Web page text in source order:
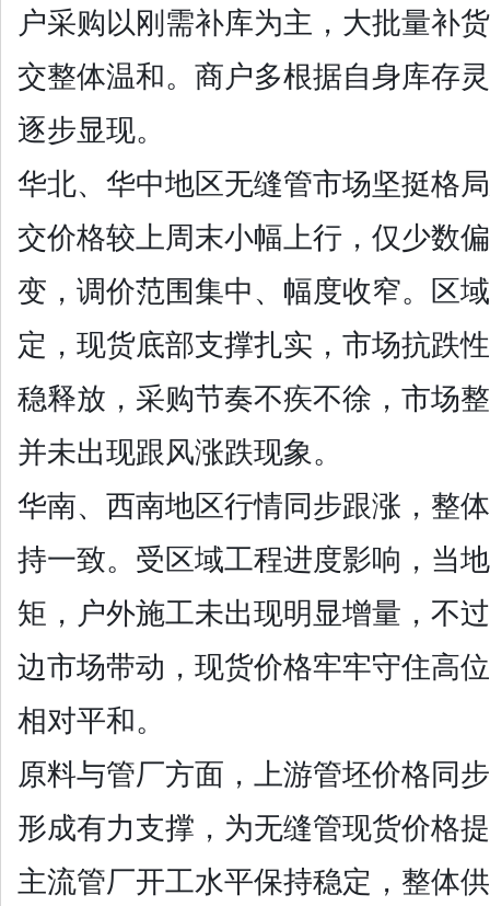
户采购以刚需补库为主，大批量补
交整体温和。商户多根据自身库存
逐步显现。
华北、华中地区无缝管市场坚挺格
交价格较上周末小幅上行，仅少数
变，调价范围集中、幅度收窄。区
定，现货底部支撑扎实，市场抗跌
稳释放，采购节奏不疾不徐，市场
并未出现跟风涨跌现象。
华南、西南地区行情同步跟涨，整
持一致。受区域工程进度影响，当
矩，户外施工未出现明显增量，不
边市场带动，现货价格牢牢守住高
相对平和。
原料与管厂方面，上游管坯价格同
形成有力支撑，为无缝管现货价格
主流管厂开工水平保持稳定，整体